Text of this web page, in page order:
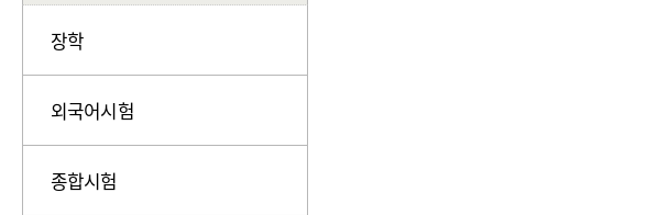
장학
외국어시험
종합시험